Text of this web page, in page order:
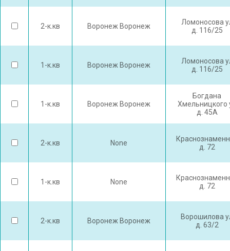
2-к.кв Воронеж Воронеж
Ломоносова
д. 116/25
1-к.кв Воронеж Воронеж
Ломоносова
д. 116/25
1-к.кв Воронеж Воронеж
Богдана
Хмельницкого
д. 45А
2-к.кв None
д. 72
1-к.кв None
д. 72
2-к.кв Воронеж Воронеж
Ворошилова
д. 63/2